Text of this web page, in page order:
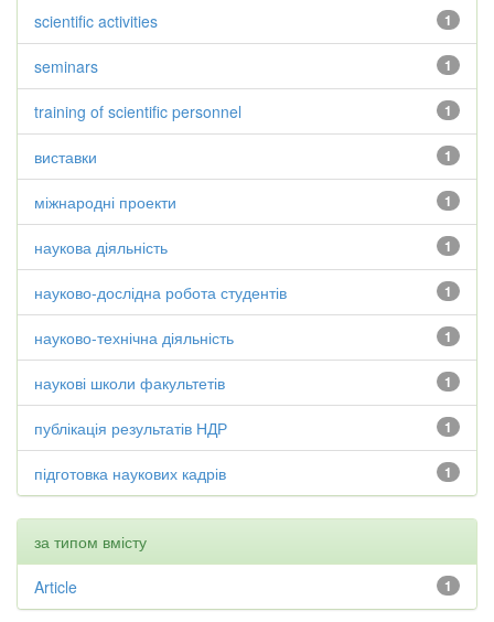
1
scientific activities
1
seminars
1
training of scientific personnel
1
виставки
1
міжнародні проекти
1
наукова діяльність
1
науково-дослідна робота студентів
1
науково-технічна діяльність
1
наукові школи факультетів
1
публікація результатів НДР
1
підготовка наукових кадрів
за типом вмісту
1
Article